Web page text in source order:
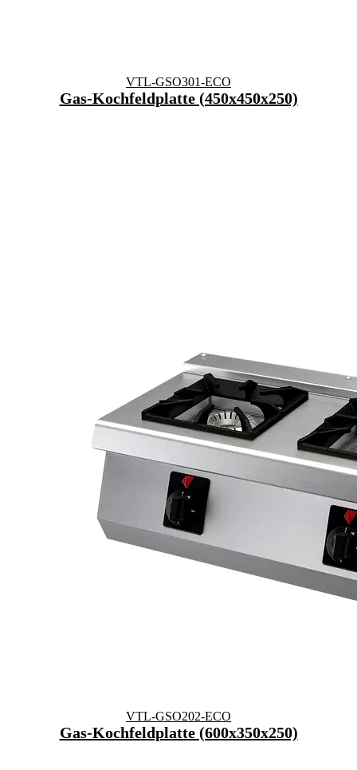
VTL-GSO301-ECO
Gas-Kochfeldplatte (450x450x250)
VTL-GSO202-ECO
Gas-Kochfeldplatte (600x350x250)